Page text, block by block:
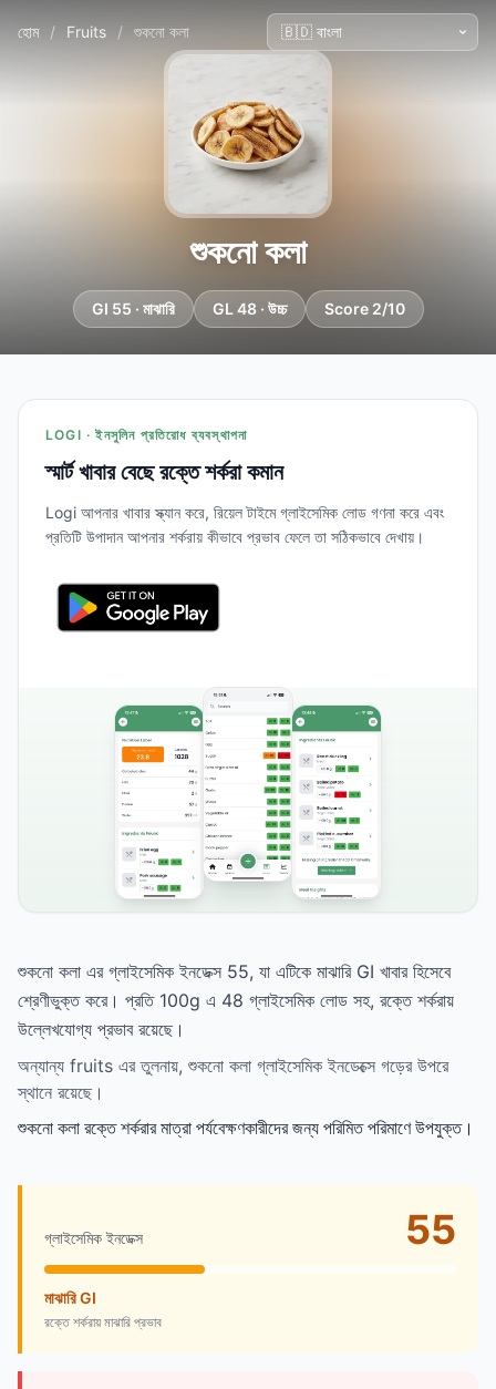
হোম / Fruits / শুকনো কলা
শুকনো কলা
GI 55 · মাঝারি GL 48 · উচ্চ Score 2/10
LOGI · ইনসুলিন প্রতিরোধ ব্যবস্থাপনা
স্মার্ট খাবার বেছে রক্তে শর্করা কমান
Logi আপনার খাবার স্ক্যান করে, রিয়েল টাইমে গ্লাইসেমিক লোড গণনা করে এবং
প্রতিটি উপাদান আপনার শর্করায় কীভাবে প্রভাব ফেলে তা সঠিকভাবে দেখায়।
শুকনো কলা এর গ্লাইসেমিক ইনডেক্স 55, যা এটিকে মাঝারি GI খাবার হিসেবে
শ্রেণীভুক্ত করে। প্রতি 100g এ 48 গ্লাইসেমিক লোড সহ, রক্তে শর্করায়
উল্লেখযোগ্য প্রভাব রয়েছে।
অন্যান্য fruits এর তুলনায়, শুকনো কলা গ্লাইসেমিক ইনডেক্সে গড়ের উপরে
স্থানে রয়েছে।
শুকনো কলা রক্তে শর্করার মাত্রা পর্যবেক্ষণকারীদের জন্য পরিমিত পরিমাণে উপযুক্ত।
গ্লাইসেমিক ইনডেক্স 55
মাঝারি GI
রক্তে শর্করায় মাঝারি প্রভাব